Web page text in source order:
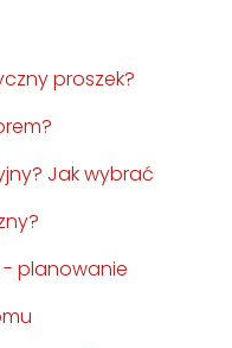
proszek?
Jak wybrać
- planowanie